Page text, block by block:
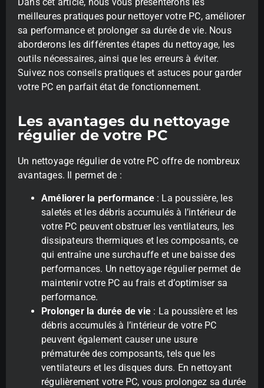
meilleures pratiques pour nettoyer votre PC, améliorer
sa performance et prolonger sa durée de vie. Nous
aborderons les différentes étapes du nettoyage, les
outils nécessaires, ainsi que les erreurs à éviter.
Suivez nos conseils pratiques et astuces pour garder
votre PC en parfait état de fonctionnement.
Les avantages du nettoyage
régulier de votre PC
Un nettoyage régulier de votre PC offre de nombreux
avantages. Il permet de :
Améliorer la performance: La poussière, les
saletés et les débris accumulés à l’intérieur de
votre PC peuvent obstruer les ventilateurs, les
dissipateurs thermiques et les composants, ce
qui entraîne une surchauffe et une baisse des
performances. Un nettoyage régulier permet de
maintenir votre PC au frais et d’optimiser sa
performance.
Prolonger la durée de vie : La poussière et les
débris accumulés à l’intérieur de votre PC
peuvent également causer une usure
prématurée des composants, tels que les
ventilateurs et les disques durs. En nettoyant
régulièrement votre PC, vous prolongez sa durée